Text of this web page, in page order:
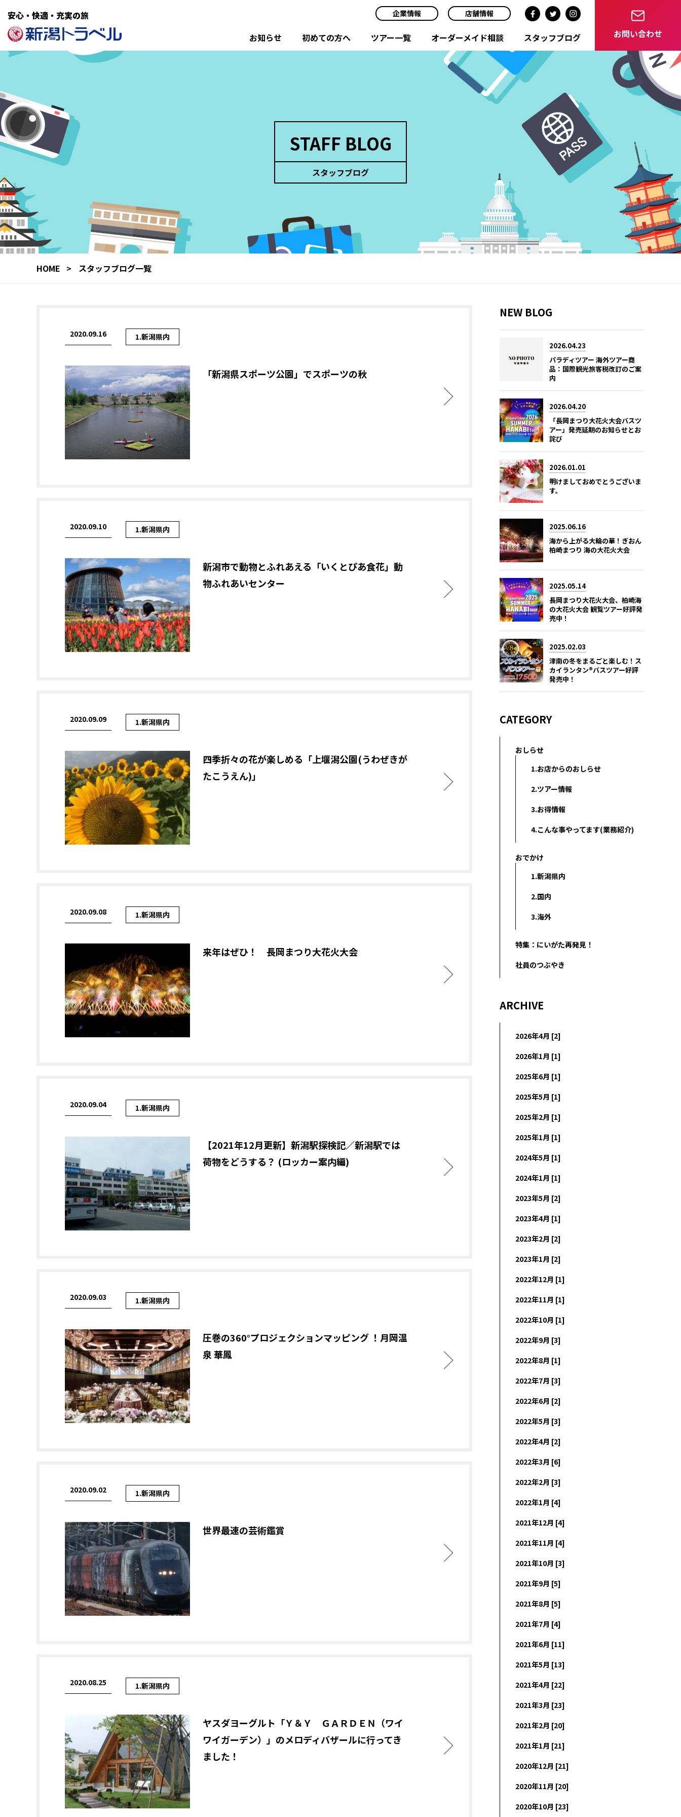
安心・快適・充実の旅 企業情報 店舗情報
お知らせ 初めての方へ ツアー一覧 オーダーメイド相談 スタッフブログ お問い合わせ
STAFF BLOG
スタッフブログ
HOME スタッフブログ一覧
2020.09.16 1.新潟県内
「新潟県スポーツ公園」でスポーツの秋
2020.09.10 1.新潟県内
新潟市で動物とふれあえる「いくとぴあ食花」動
物ふれあいセンター
2020.09.09 1.新潟県内
四季折々の花が楽しめる「上堰潟公園(うわぜきが
たこうえん)」
2020.09.08 1.新潟県内
来年はぜひ！ 長岡まつり大花火大会
2020.09.04 1.新潟県内
【2021年12月更新】新潟駅探検記／新潟駅では
荷物をどうする？ (ロッカー案内編)
2020.09.03 1.新潟県内
圧巻の360°プロジェクションマッピング ！月岡温
泉 華鳳
2020.09.02 1.新潟県内
世界最速の芸術鑑賞
2020.08.25 1.新潟県内
ヤスダヨーグルト「Ｙ＆Ｙ ＧＡＲＤＥＮ（ワイ
ワイガーデン）」のメロディバザールに行ってき
ました！
NEW BLOG
2026.04.23
パラディツアー 海外ツアー商
品：国際観光旅客税改訂のご案
内
2026.04.20
「長岡まつり大花火大会バスツ
アー」発売延期のお知らせとお
詫び
2026.01.01
明けましておめでとうございま
す。
2025.06.16
海から上がる大輪の華！ぎおん
柏崎まつり 海の大花火大会
2025.05.14
長岡まつり大花火大会、柏崎海
の大花火大会 観覧ツアー好評発
売中！
2025.02.03
津南の冬をまるごと楽しむ！ス
カイランタン®バスツアー好評
発売中！
CATEGORY
おしらせ
1.お店からのおしらせ
2.ツアー情報
3.お得情報
4.こんな事やってます(業務紹介)
おでかけ
1.新潟県内
2.国内
3.海外
特集：にいがた再発見！
社員のつぶやき
ARCHIVE
2026年4月 [2]
2026年1月 [1]
2025年6月 [1]
2025年5月 [1]
2025年2月 [1]
2025年1月 [1]
2024年5月 [1]
2024年1月 [1]
2023年5月 [2]
2023年4月 [1]
2023年2月 [2]
2023年1月 [2]
2022年12月 [1]
2022年11月 [1]
2022年10月 [1]
2022年9月 [3]
2022年8月 [1]
2022年7月 [3]
2022年6月 [2]
2022年5月 [3]
2022年4月 [2]
2022年3月 [6]
2022年2月 [3]
2022年1月 [4]
2021年12月 [4]
2021年11月 [4]
2021年10月 [3]
2021年9月 [5]
2021年8月 [5]
2021年7月 [4]
2021年6月 [11]
2021年5月 [13]
2021年4月 [22]
2021年3月 [23]
2021年2月 [20]
2021年1月 [21]
2020年12月 [21]
2020年11月 [20]
2020年10月 [23]